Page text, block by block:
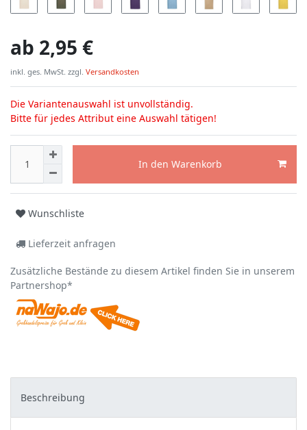
ab 2,95 €
inkl. ges. MwSt. zzgl. Versandkosten
Die Variantenauswahl ist unvollständig.
Bitte für jedes Attribut eine Auswahl tätigen!
In den Warenkorb
Wunschliste
Lieferzeit anfragen
Zusätzliche Bestände zu diesem Artikel finden Sie in unserem
Partnershop*
Beschreibung